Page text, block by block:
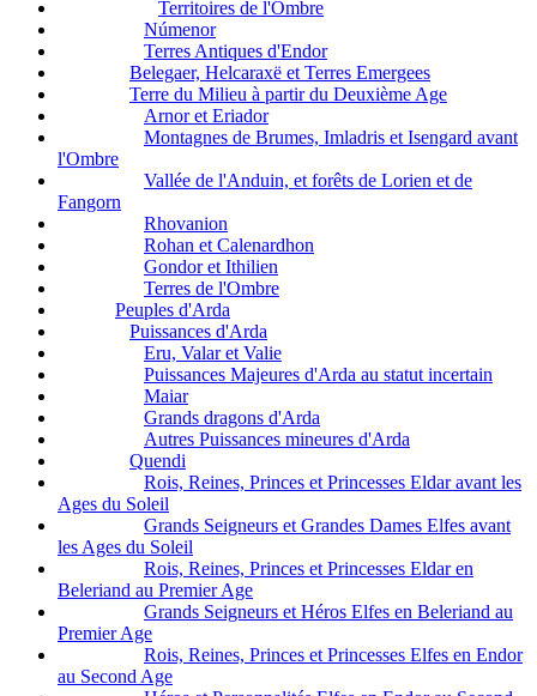
Territoires de l'Ombre
Númenor
Terres Antiques d'Endor
Belegaer, Helcaraxë et Terres Emergees
Terre du Milieu à partir du Deuxième Age
Arnor et Eriador
Montagnes de Brumes, Imladris et Isengard avant
l'Ombre
Vallée de l'Anduin, et forêts de Lorien et de
Fangorn
Rhovanion
Rohan et Calenardhon
Gondor et Ithilien
Terres de l'Ombre
Peuples d'Arda
Puissances d'Arda
Eru, Valar et Valie
Puissances Majeures d'Arda au statut incertain
Maiar
Grands dragons d'Arda
Autres Puissances mineures d'Arda
Quendi
Rois, Reines, Princes et Princesses Eldar avant les
Ages du Soleil
Grands Seigneurs et Grandes Dames Elfes avant
les Ages du Soleil
Rois, Reines, Princes et Princesses Eldar en
Beleriand au Premier Age
Grands Seigneurs et Héros Elfes en Beleriand au
Premier Age
Rois, Reines, Princes et Princesses Elfes en Endor
au Second Age